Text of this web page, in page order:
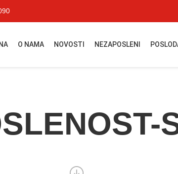
O NAMA NOVOSTI NEZAPOSLENI